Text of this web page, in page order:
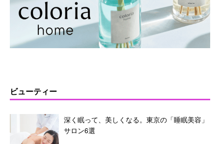
ビューティー
深く眠って、美しくなる。東京の「睡眠美容」
サロン6選